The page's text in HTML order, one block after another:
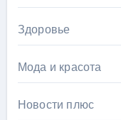
Здоровье
Мода и красота
Новости плюс